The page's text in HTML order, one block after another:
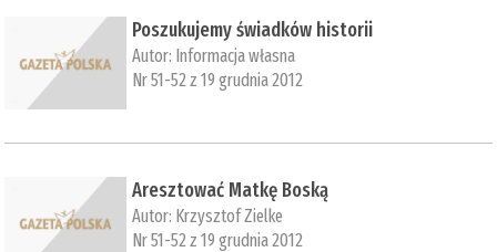
Poszukujemy świadków historii
Autor: Informacja własna
Nr 51-52 z 19 grudnia 2012
Aresztować Matkę Boską
Autor: Krzysztof Zielke
Nr 51-52 z 19 grudnia 2012